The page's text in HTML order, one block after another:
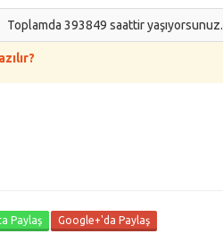
Toplamda 393849 saattir yaşıyorsunuz.
Paylaş Google+'da Paylaş